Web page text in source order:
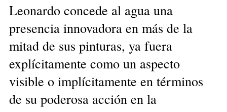
Leonardo concede al agua una
presencia innovadora en más de la
mitad de sus pinturas, ya fuera
explícitamente como un aspecto
visible o implícitamente en términos
de su poderosa acción en la